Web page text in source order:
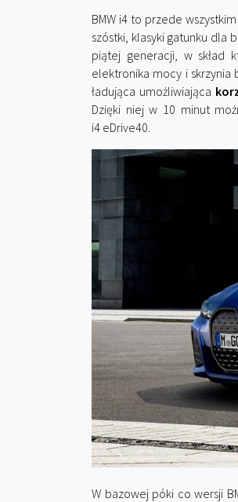
BMW i4 to przede
szóstki, klasyki gatunku dla
piątej generacji, w skład
elektronika mocy i
ładująca umożliwiająca
Dzięki niej w 10 minut
i4 eDrive40.
W bazowej póki co wersji